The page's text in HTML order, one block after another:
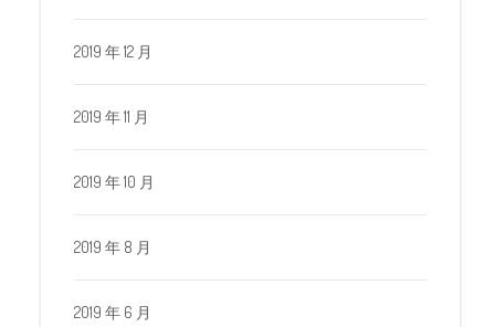
2019 年 12 月
2019 年 11 月
2019 年 10 月
2019 年 8 月
2019 年 6 月